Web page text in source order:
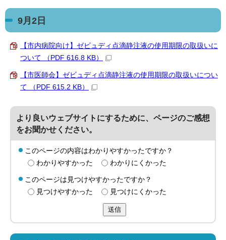
9月2日
【市内病院向け】ゼビュディ点滴静注液の使用期限の取扱いに
ついて （PDF 616.8 KB）
【市医師会】ゼビュディ点滴静注液の使用期限の取扱いについ
て （PDF 615.2 KB）
より良いウェブサイトにするために、ページのご感想
をお聞かせください。
このページの内容はわかりやすかったですか？
わかりやすかった
わかりにくかった
このページは見つけやすかったですか？
見つけやすかった
見つけにくかった
送信